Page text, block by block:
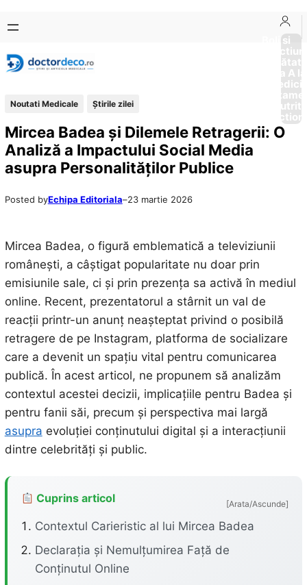
conținut
content
Boli si
Afectiuni
Sănătate
de la A
Noutati Medicale Știrile zilei
Mircea Badea și Dilemele Retragerii: O
Analiză a Impactului Social Media
asupra Personalităților Publice
Posted byEchipa Editoriala–23 martie 2026
Mircea Badea, o figură emblematică a televiziunii
românești, a câștigat popularitate nu doar prin
emisiunile sale, ci și prin prezența sa activă în mediul
online. Recent, prezentatorul a stârnit un val de
reacții printr-un anunț neașteptat privind o posibilă
retragere de pe Instagram, platforma de socializare
care a devenit un spațiu vital pentru comunicarea
publică. În acest articol, ne propunem să analizăm
contextul acestei decizii, implicațiile pentru Badea și
pentru fanii săi, precum și perspectiva mai largă
asupra evoluției conținutului digital și a interacțiunii
dintre celebrități și public.
Cuprins articol [Arata/Ascunde]
Contextul Carieristic al lui Mircea Badea
Declarația și Nemulțumirea Față de
Conținutul Online